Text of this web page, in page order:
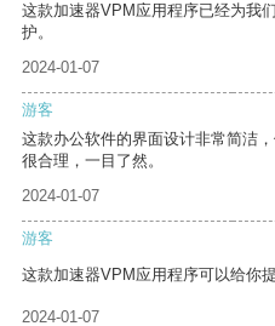
这款加速器VPM应用程序已经为我
护。
2024-01-07
游客
这款办公软件的界面设计非常简洁
很合理，一目了然。
2024-01-07
游客
这款加速器VPM应用程序可以给你
2024-01-07